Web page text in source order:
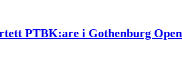
PTBK:are i Gothenburg Open